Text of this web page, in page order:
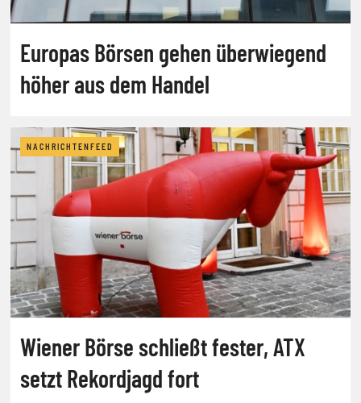
Europas Börsen gehen überwiegend
höher aus dem Handel
NACHRICHTENFEED
Wiener Börse schließt fester, ATX
setzt Rekordjagd fort